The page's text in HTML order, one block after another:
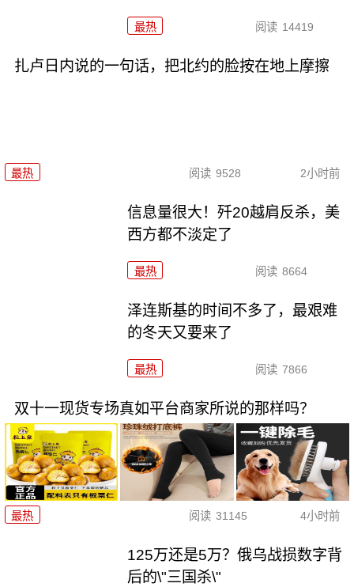
最热 阅读 14419
扎卢日内说的一句话，把北约的脸按在地上摩擦
最热 阅读 9528 2小时前
信息量很大！歼20越肩反杀，美
西方都不淡定了
最热 阅读 8664
泽连斯基的时间不多了，最艰难
的冬天又要来了
最热 阅读 7866
双十一现货专场真如平台商家所说的那样吗？
最热 阅读 31145 4小时前
125万还是5万？俄乌战损数字背
后的\"三国杀\"